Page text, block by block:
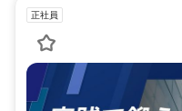
正社員